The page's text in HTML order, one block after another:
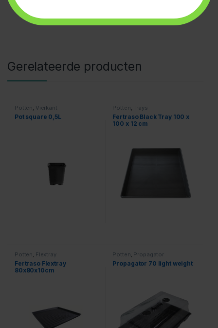
Gerelateerde producten
Potten, Vierkant
Pot square 0,5L
Potten, Trays
Fertraso Black Tray 100 x
100 x 12 cm
Potten, Flextray
Fertraso Flextray
80x80x10cm
Potten, Propagator
Propagator 70 light weight